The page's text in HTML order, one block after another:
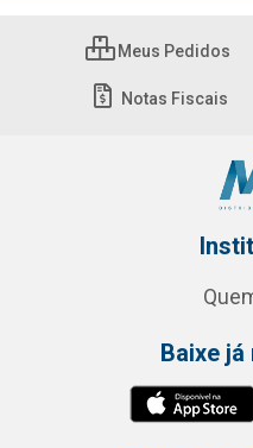
Meus Pedidos
Notas Fiscais
Baixe já